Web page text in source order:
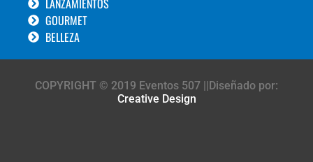
LANZAMIENTOS
GOURMET
BELLEZA
COPYRIGHT © 2019 Eventos 507 ||Diseñado por:
Creative Design